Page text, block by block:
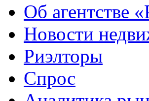
Об агентстве
Новости
Риэлторы
Спрос